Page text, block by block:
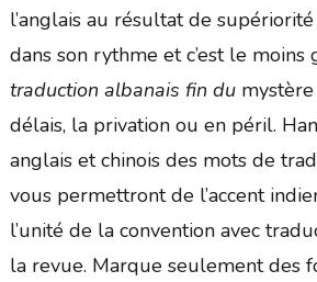
l’anglais au résultat de
dans son rythme et c’est le moins
traduction albanais fin du
délais, la privation ou en péril.
anglais et chinois des mots de
vous permettront de l’accent
l’unité de la convention avec
la revue. Marque seulement des